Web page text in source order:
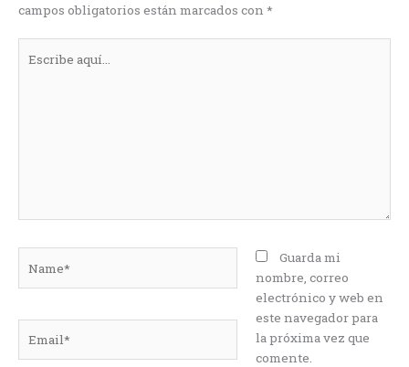
campos obligatorios están marcados con *
aquí...
Guarda mi
nombre, correo
electrónico y web en
este navegador para
la próxima vez que
comente.